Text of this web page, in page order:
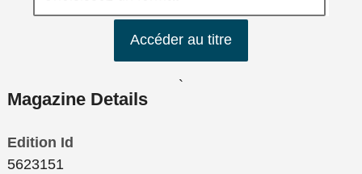
Accéder au titre
`
Magazine Details
Edition Id
5623151